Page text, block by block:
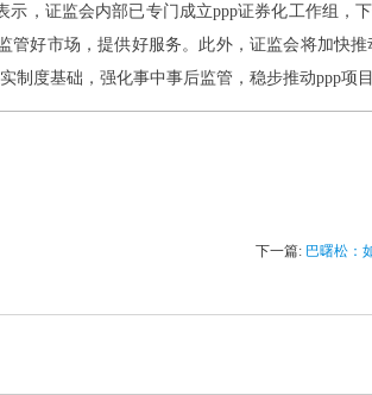
示，证监会内部已专门成立ppp证券化工作组，
管好市场，提供好服务。此外，证监会将加快推
制度基础，强化事中事后监管，稳步推动ppp项
下一篇: 巴曙松：